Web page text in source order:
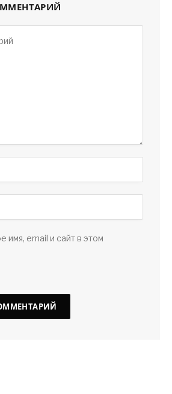
имя, email и сайт в этом